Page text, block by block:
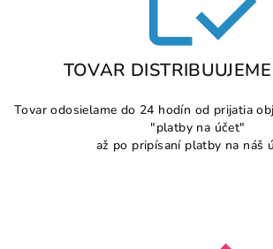
TOVAR
Tovar odosielame do 24 hodín od prijatia
"platby na účet"
až po pripísaní platby na náš